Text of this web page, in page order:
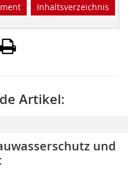
Inhaltsverzeichnis
Artikel:
und